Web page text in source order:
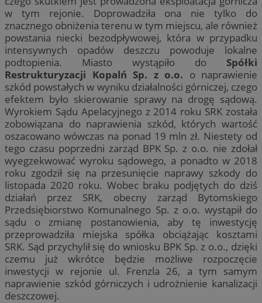
w tym rejonie. Doprowadziła ona nie tylko do
znacznego obniżenia terenu w tym miejscu, ale również
powstania niecki bezodpływowej, która w przypadku
intensywnych opadów deszczu powoduje lokalne
podtopienia. Miasto wystąpiło do Spółki
Restrukturyzacji Kopalń Sp. z o.o. o naprawienie
szkód powstałych w wyniku działalności górniczej, czego
efektem było skierowanie sprawy na drogę sądową.
Wyrokiem Sądu Apelacyjnego z 2014 roku SRK została
zobowiązana do naprawienia szkód, których wartość
oszacowano wówczas na ponad 19 mln zł. Niestety od
tego czasu poprzedni zarząd BPK Sp. z o.o. nie zdołał
wyegzekwować wyroku sądowego, a ponadto w 2018
roku zgodził się na przesunięcie naprawy szkody do
listopada 2020 roku. Wobec braku podjętych do dziś
działań przez SRK, obecny zarząd Bytomskiego
Przedsiębiorstwo Komunalnego Sp. z o.o. wystąpił do
sądu o zmianę postanowienia, aby tę inwestycję
przeprowadziła miejska spółka obciążając kosztami
SRK. Sąd przychylił się do wniosku BPK Sp. z o.o., dzięki
czemu już wkrótce będzie możliwe rozpoczęcie
inwestycji w rejonie ul. Frenzla 26, a tym samym
naprawienie szkód górniczych i udrożnienie kanalizacji
deszczowej.